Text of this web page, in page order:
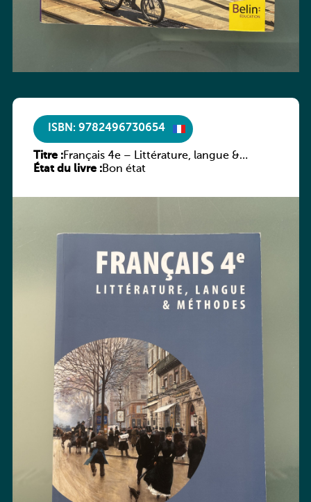
ISBN: 9782496730654
Titre :Français 4e – Littérature, langue &
méthodes
État du livre :Bon état